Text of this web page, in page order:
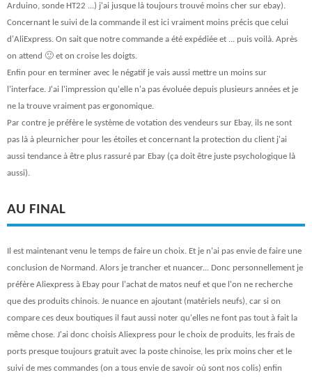
Arduino, sonde HT22 ...) j'ai jusque là toujours trouvé moins cher sur ebay).
Concernant le suivi de la commande il est ici vraiment moins précis que celui
d'AliExpress. On sait que notre commande a été expédiée et ... puis voilà. Après
on attend 🙂 et on croise les doigts.
Enfin pour en terminer avec le négatif je vais aussi mettre un moins sur
l'interface. J'ai l'impression qu'elle n'a pas évoluée depuis plusieurs années et je
ne la trouve vraiment pas ergonomique.
Par contre je préfère le système de votation des vendeurs sur Ebay, ils ne sont
pas là à pleurnicher pour les étoiles et concernant la protection du client j'ai
aussi tendance à être plus rassuré par Ebay (ça doit être juste psychologique là
aussi).
AU FINAL
Il est maintenant venu le temps de faire un choix. Et je n'ai pas envie de faire une
conclusion de Normand. Alors je trancher et nuancer... Donc personnellement je
préfère Aliexpress à Ebay pour l'achat de matos neuf et que l'on ne recherche
que des produits chinois. Je nuance en ajoutant (matériels neufs), car si on
compare ces deux boutiques il faut aussi noter qu'elles ne font pas tout à fait la
même chose. J'ai donc choisis Aliexpress pour le choix de produits, les frais de
ports presque toujours gratuit avec la poste chinoise, les prix moins cher et le
suivi de mes commandes (on a tous envie de savoir où sont nos colis) enfin